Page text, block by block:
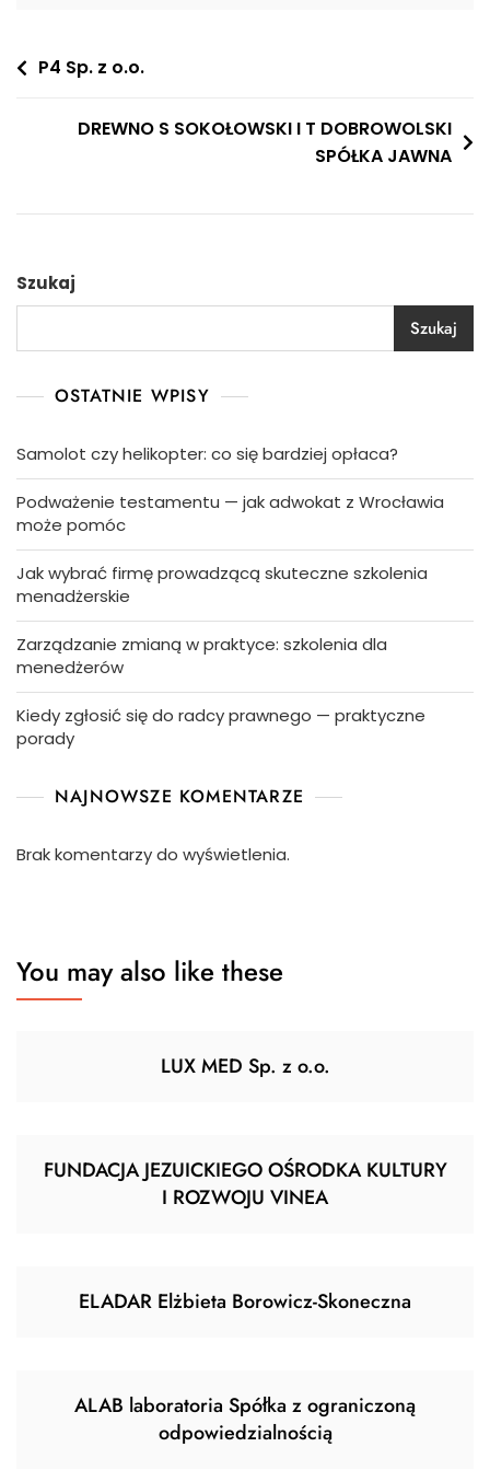
Nawigacja
P4 Sp. z o.o.
DREWNO S SOKOŁOWSKI I T DOBROWOLSKI
SPÓŁKA JAWNA
Szukaj
Szukaj
OSTATNIE WPISY
Samolot czy helikopter: co się bardziej opłaca?
Podważenie testamentu — jak adwokat z Wrocławia
może pomóc
Jak wybrać firmę prowadzącą skuteczne szkolenia
menadżerskie
Zarządzanie zmianą w praktyce: szkolenia dla
menedżerów
Kiedy zgłosić się do radcy prawnego — praktyczne
porady
NAJNOWSZE KOMENTARZE
Brak komentarzy do wyświetlenia.
You may also like these
LUX MED Sp. z o.o.
FUNDACJA JEZUICKIEGO OŚRODKA KULTURY
I ROZWOJU VINEA
ELADAR Elżbieta Borowicz-Skoneczna
ALAB laboratoria Spółka z ograniczoną
odpowiedzialnością